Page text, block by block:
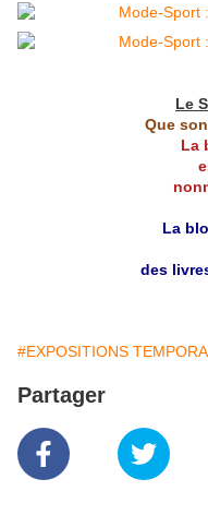
Le
Que
La
La
des
#EXPOSITIONS
Partager